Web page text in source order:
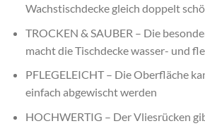
Wachstischdecke gleich doppelt
TROCKEN & SAUBER – Die
macht die Tischdecke wasser- und
PFLEGELEICHT – Die Oberfläche
einfach abgewischt werden
HOCHWERTIG – Der Vliesrücken